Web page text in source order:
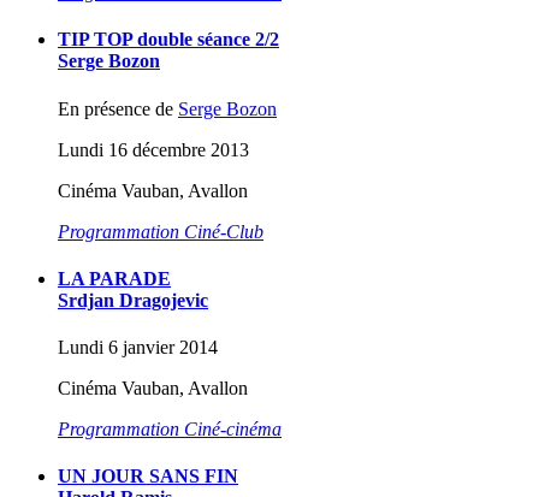
TIP TOP double séance 2/2
Serge Bozon
En présence de Serge Bozon
Lundi 16 décembre 2013
Cinéma Vauban, Avallon
Programmation Ciné-Club
LA PARADE
Srdjan Dragojevic
Lundi 6 janvier 2014
Cinéma Vauban, Avallon
Programmation Ciné-cinéma
UN JOUR SANS FIN